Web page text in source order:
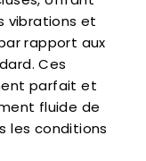
vibrations et
rapport aux
Ces
parfait et
fluide de
les conditions